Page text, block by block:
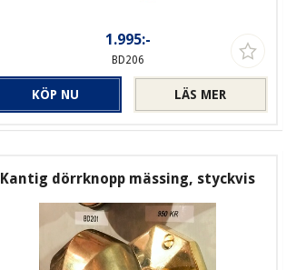
1.995:-
BD206
LÄS MER
KÖP NU
Kantig dörrknopp mässing, styckvis